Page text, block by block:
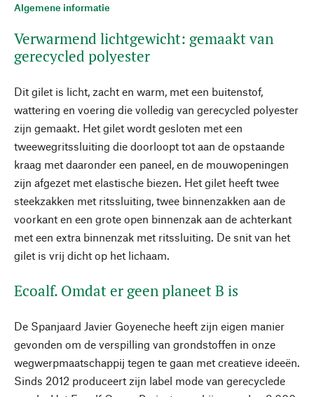
Algemene informatie
Verwarmend lichtgewicht: gemaakt van
gerecycled polyester
Dit gilet is licht, zacht en warm, met een buitenstof,
wattering en voering die volledig van gerecycled polyester
zijn gemaakt. Het gilet wordt gesloten met een
tweewegritssluiting die doorloopt tot aan de opstaande
kraag met daaronder een paneel, en de mouwopeningen
zijn afgezet met elastische biezen. Het gilet heeft twee
steekzakken met ritssluiting, twee binnenzakken aan de
voorkant en een grote open binnenzak aan de achterkant
met een extra binnenzak met ritssluiting. De snit van het
gilet is vrij dicht op het lichaam.
Ecoalf. Omdat er geen planeet B is
De Spanjaard Javier Goyeneche heeft zijn eigen manier
gevonden om de verspilling van grondstoffen in onze
wegwerpmaatschappij tegen te gaan met creatieve ideeën.
Sinds 2012 produceert zijn label mode van gerecyclede